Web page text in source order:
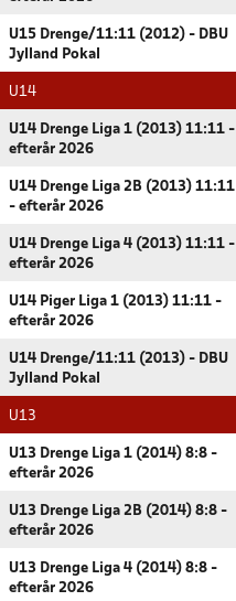
U15 Drenge/11:11 (2012) - DBU
Jylland Pokal
U14
U14 Drenge Liga 1 (2013) 11:11 -
efterår 2026
U14 Drenge Liga 2B (2013) 11:11
- efterår 2026
U14 Drenge Liga 4 (2013) 11:11 -
efterår 2026
U14 Piger Liga 1 (2013) 11:11 -
efterår 2026
U14 Drenge/11:11 (2013) - DBU
Jylland Pokal
U13
U13 Drenge Liga 1 (2014) 8:8 -
efterår 2026
U13 Drenge Liga 2B (2014) 8:8 -
efterår 2026
U13 Drenge Liga 4 (2014) 8:8 -
efterår 2026